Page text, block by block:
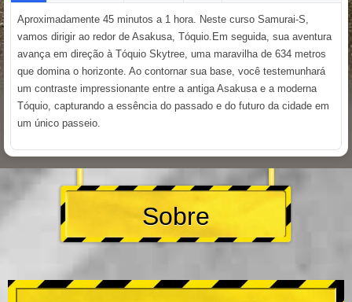
Aproximadamente 45 minutos a 1 hora. Neste curso Samurai-S,
vamos dirigir ao redor de Asakusa, Tóquio.Em seguida, sua aventura
avança em direção à Tóquio Skytree, uma maravilha de 634 metros
que domina o horizonte. Ao contornar sua base, você testemunhará
um contraste impressionante entre a antiga Asakusa e a moderna
Tóquio, capturando a essência do passado e do futuro da cidade em
um único passeio.
Sobre